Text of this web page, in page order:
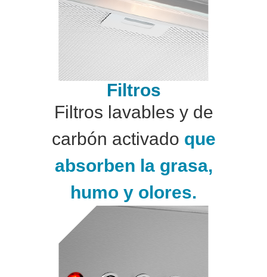
Filtros
Filtros lavables y de
carbón activado que
absorben la grasa,
humo y olores.